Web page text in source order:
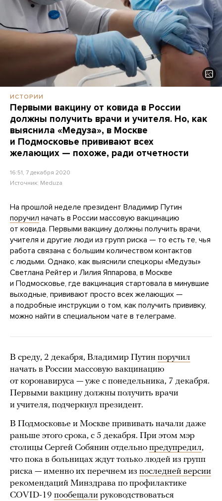
ИСТОРИИ
Первыми вакцину от ковида в России
должны получить врачи и учителя. Но, как
выяснила «Медуза», в Москве
и Подмосковье прививают всех
желающих — похоже, ради отчетности
16:51, 7 декабря 2020
Источник: Meduza
На прошлой неделе президент Владимир Путин
поручил начать в России массовую вакцинацию
от ковида. Первыми вакцину должны получить врачи,
учителя и другие люди из групп риска — то есть те, чья
работа связана с большим количеством контактов
с людьми. Однако, как выяснили спецкоры «Медузы»
Светлана Рейтер и Лилия Яппарова, в Москве
и Подмосковье, где вакцинация стартовала в минувшие
выходные, прививают просто всех желающих —
а подробные инструкции о том, как получить прививку,
можно найти в специальном чате в телеграме.
В среду, 2 декабря, Владимир Путин поручил
начать в России массовую вакцинацию
от коронавируса — уже с понедельника, 7 декабря.
Первыми вакцину должны получить врачи
и учителя, подчеркнул президент.
В Подмосковье и Москве прививать начали даже
раньше этого срока, с 5 декабря. При этом мэр
столицы Сергей Собянин отдельно предупредил,
что пока в больницах ждут только людей из групп
риска — именно их перечнем из последней версии
рекомендаций Минздрава по профилактике
COVID-19 пообещали руководствоваться